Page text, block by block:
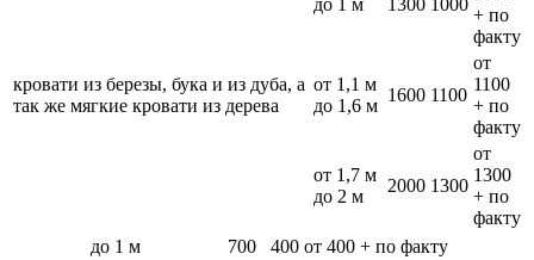
кровати из березы, бука и из дуба, а
так же мягкие кровати из дерева
+ по
факту
от 1,1 м
до 1,6 м
1600 1100
от
1100
+ по
факту
от 1,7 м
до 2 м
2000 1300
от
1300
+ по
факту
до 1 м 700 400 от 400 + по факту